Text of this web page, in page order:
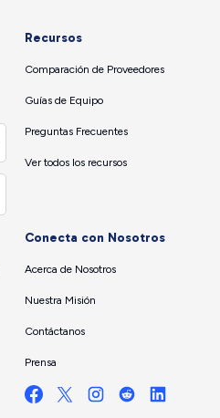
Recursos
Comparación de Proveedores
Guías de Equipo
Preguntas Frecuentes
Ver todos los recursos
Conecta con Nosotros
Acerca de Nosotros
Nuestra Misión
Contáctanos
Prensa